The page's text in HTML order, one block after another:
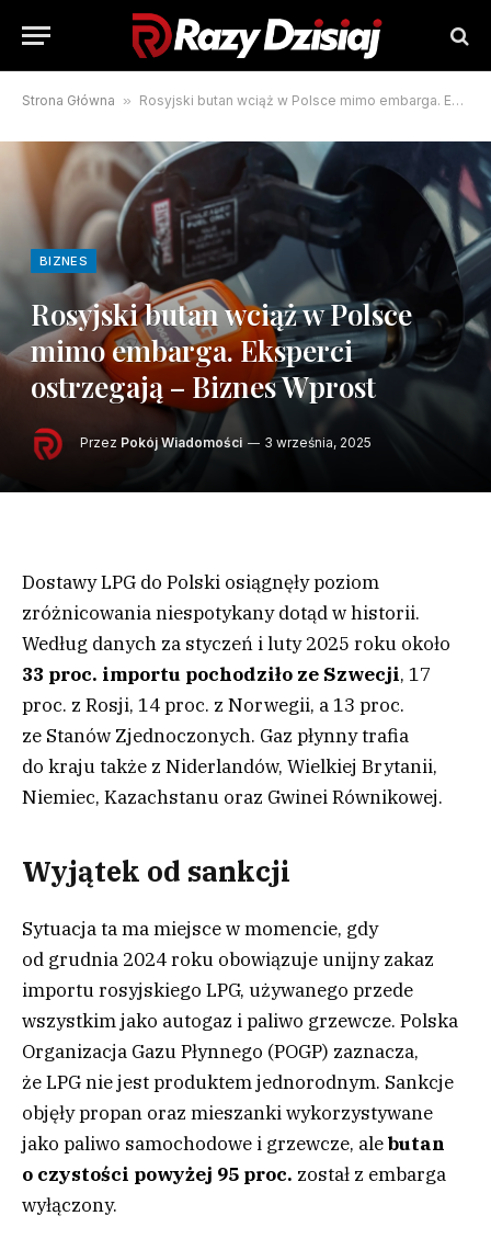
Strona Główna » Rosyjski butan wciąż w Polsce mimo embarga. Eksperci ostrzegają – Biznes Wprost
BIZNES
Rosyjski butan wciąż w Polsce
mimo embarga. Eksperci
ostrzegają – Biznes Wprost
Przez Pokój Wiadomości 3 września, 2025
Dostawy LPG do Polski osiągnęły poziom
zróżnicowania niespotykany dotąd w historii.
Według danych za styczeń i luty 2025 roku około
33 proc. importu pochodziło ze Szwecji, 17
proc. z Rosji, 14 proc. z Norwegii, a 13 proc.
ze Stanów Zjednoczonych. Gaz płynny trafia
do kraju także z Niderlandów, Wielkiej Brytanii,
Niemiec, Kazachstanu oraz Gwinei Równikowej.
Wyjątek od sankcji
Sytuacja ta ma miejsce w momencie, gdy
od grudnia 2024 roku obowiązuje unijny zakaz
importu rosyjskiego LPG, używanego przede
wszystkim jako autogaz i paliwo grzewcze. Polska
Organizacja Gazu Płynnego (POGP) zaznacza,
że LPG nie jest produktem jednorodnym. Sankcje
objęły propan oraz mieszanki wykorzystywane
jako paliwo samochodowe i grzewcze, alebutan
o czystości powyżej 95 proc. został z embarga
wyłączony.